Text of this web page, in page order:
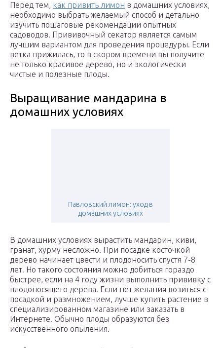
Перед тем, как привить лимон в домашних условиях,
необходимо выбрать желаемый способ и детально
изучить пошаговые рекомендации опытных
садоводов. Прививочный секатор является самым
лучшим вариантом для проведения процедуры. Если
ветка прижилась, то в скором времени вы получите
не только красивое дерево, но и экологически
чистые и полезные плоды.
Выращивание мандарина в
домашних условиях
Павловский лимон: уход в
домашних условиях
В домашних условиях вырастить мандарин, киви,
гранат, хурму несложно. При посадке косточкой
дерево начинает цвести и плодоносить спустя 7-8
лет. Но такого состояния можно добиться гораздо
быстрее, если на 4 году жизни выполнить прививку с
плодоносящего дерева. Если нет желания возиться с
посадкой и размножением, лучше купить растение в
специализированном магазине или заказать в
Интернете. Обычно плоды образуются без
искусственного опыления.